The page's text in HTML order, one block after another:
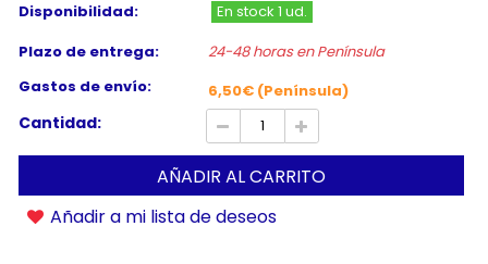
Disponibilidad:
En stock 1 ud.
Plazo de entrega:
24-48 horas en Península
Gastos de envío:
6,50€ (Península)
Cantidad:
AÑADIR AL CARRITO
Añadir a mi lista de deseos